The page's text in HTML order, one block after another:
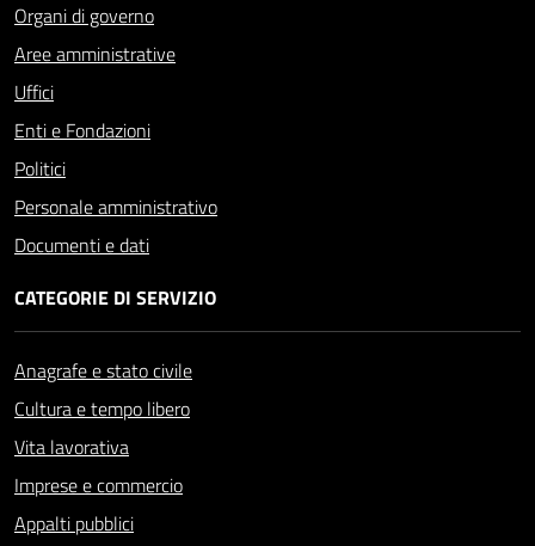
Organi di governo
Aree amministrative
Uffici
Enti e Fondazioni
Politici
Personale amministrativo
Documenti e dati
CATEGORIE DI SERVIZIO
Anagrafe e stato civile
Cultura e tempo libero
Vita lavorativa
Imprese e commercio
Appalti pubblici